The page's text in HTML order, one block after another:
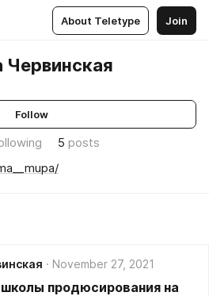
About Teletype Join
Червинская
Follow
5 posts
November 27, 2021
продюсирования на